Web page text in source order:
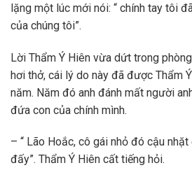
lặng một lúc mới nói: “ chính tay tôi
của chúng tôi”.
Lời Thẩm Ý Hiên vừa dứt trong
hơi thở, cái lý do này đã được Thẩm
năm. Năm đó anh đánh mất người
đứa con của chính mình.
– “ Lão Hoắc, cô gái nhỏ đó cậu
đấy”. Thẩm Ý Hiên cất tiếng hỏi.